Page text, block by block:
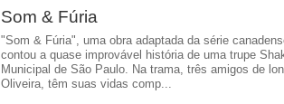
Som & Fúria
"Som & Fúria", uma obra adaptada da série
contou a quase improvável história de uma trupe
Municipal de São Paulo. Na trama, três amigos de
Oliveira, têm suas vidas comp...